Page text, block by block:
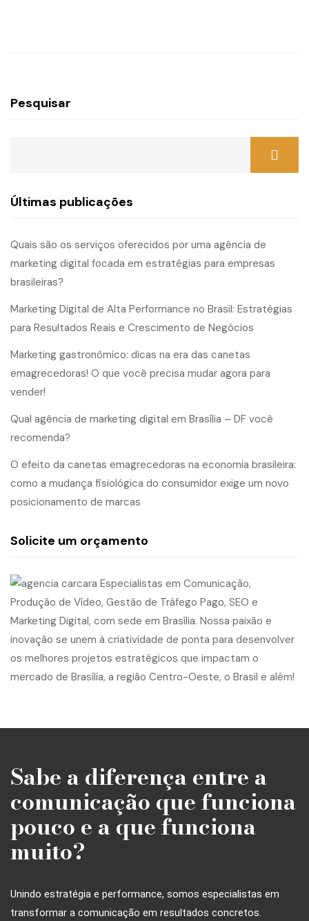
Pesquisar
Últimas publicações
Quais são os serviços oferecidos por uma agência de
marketing digital focada em estratégias para empresas
brasileiras?
Marketing Digital de Alta Performance no Brasil: Estratégias
para Resultados Reais e Crescimento de Negócios
Marketing gastronômico: dicas na era das canetas
emagrecedoras! O que você precisa mudar agora para
vender!
Qual agência de marketing digital em Brasília – DF você
recomenda?
O efeito da canetas emagrecedoras na economia brasileira:
como a mudança fisiológica do consumidor exige um novo
posicionamento de marcas
Solicite um orçamento
Sabe a diferença entre a
comunicação que funciona
pouco e a que funciona
muito?
Unindo estratégia e performance, somos especialistas em
transformar a comunicação em resultados concretos.